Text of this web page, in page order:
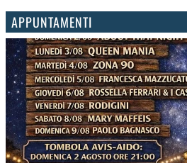
APPUNTAMENTI